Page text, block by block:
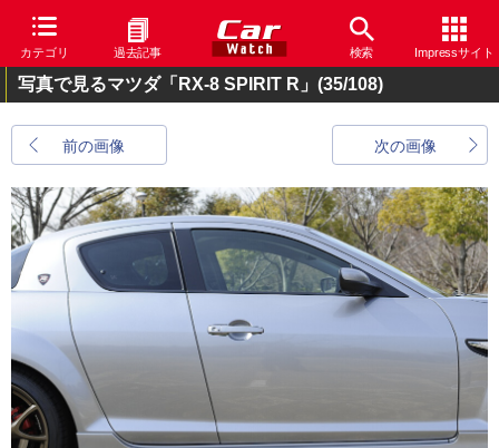
カテゴリ 過去記事 検索 Impressサイト
写真で見るマツダ「RX-8 SPIRIT R」 (35/108)
前の画像 次の画像